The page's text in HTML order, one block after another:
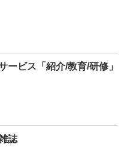
ービス「紹介/教育/研修」
誌